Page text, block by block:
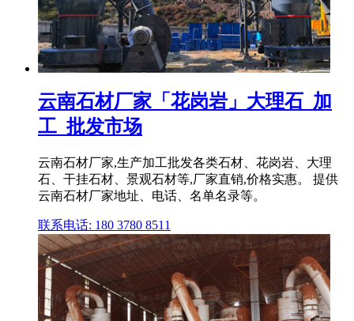
云南石材厂家「花岗岩」大理石_加
工_批发市场
云南石材厂家,生产加工批发各类石材、花岗岩、大理
石、干挂石材、景观石材等,厂家直销,价格实惠。 提供
云南石材厂家地址、电话、名单名录等。
联系电话: 180 3780 8511